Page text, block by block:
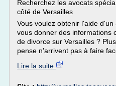
Recherchez les avocats
côté de Versailles
Vous voulez obtenir l'aide
vous donner des informations
de divorce sur Versailles ?
pense n'arrivent pas à faire
Lire la suite